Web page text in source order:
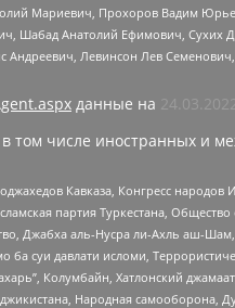
Мариевич, Прохоров Вадим
Шабад Анатолий Ефимович,
Андреевич, Левинсон Лев
данные на
числе иностранных и
Кавказа, Конгресс народов
партия Туркестана,
Джабха аль-Нусра ли-Ахль аш-
ба суи давлати исломи,
Колумбайн, Хатлонский
Народная